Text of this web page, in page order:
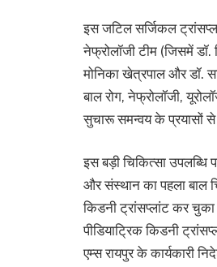
इस जटिल सर्जिकल
नेफ्रोलॉजी टीम (जिसमें डॉ.
मोनिका खेत्रपाल और डॉ.
बाल रोग, नेफ्रोलॉजी,
सुचारू समन्वय के प्रयासों से
इस बड़ी चिकित्सा उपलब्धि
और संस्थान का पहला बाल
किडनी ट्रांसप्लांट कर
पीडियाट्रिक किडनी
एम्स रायपुर के कार्यकारी